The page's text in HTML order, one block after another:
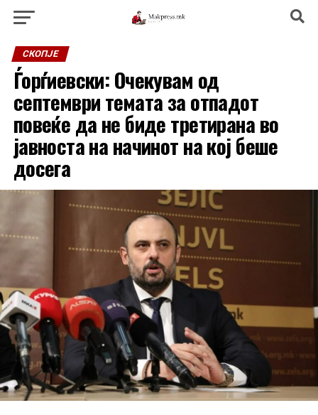
СКОПЈЕ
Ѓорѓиевски: Очекувам од
септември темата за отпадот
повеќе да не биде третирана во
јавноста на начинот на кој беше
досега